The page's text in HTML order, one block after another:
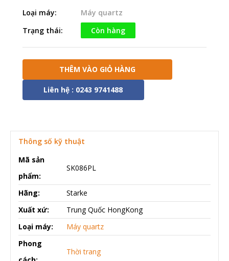
Loại máy:
Máy quartz
Trạng thái:
Còn hàng
THÊM VÀO GIỎ HÀNG
Liên hệ : 0243 9741488
Thông số kỹ thuật
Mã sản
phẩm:
SK086PL
Hãng:
Starke
Xuất xứ:
Trung Quốc HongKong
Loại máy:
Máy quartz
Phong
Thời trang